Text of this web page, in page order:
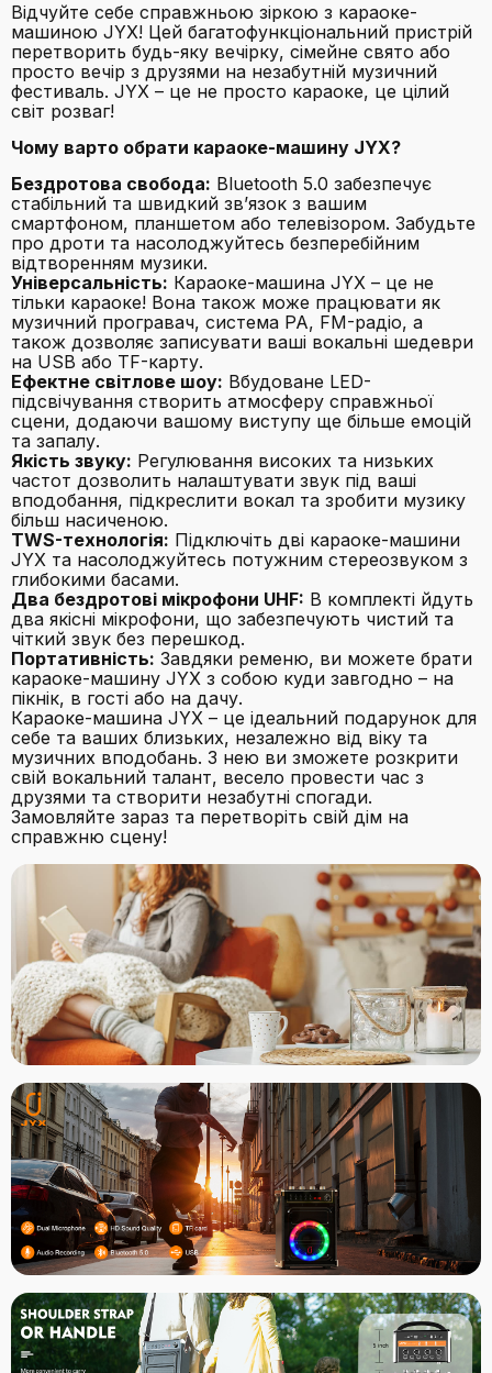
Відчуйте себе справжньою зіркою з караоке-
машиною JYX! Цей багатофункціональний пристрій
перетворить будь-яку вечірку, сімейне свято або
просто вечір з друзями на незабутній музичний
фестиваль. JYX – це не просто караоке, це цілий
світ розваг!
Чому варто обрати караоке-машину JYX?
Бездротова свобода: Bluetooth 5.0 забезпечує
стабільний та швидкий зв’язок з вашим
смартфоном, планшетом або телевізором. Забудьте
про дроти та насолоджуйтесь безперебійним
відтворенням музики.
Універсальність: Караоке-машина JYX – це не
тільки караоке! Вона також може працювати як
музичний програвач, система PA, FM-радіо, а
також дозволяє записувати ваші вокальні шедеври
на USB або TF-карту.
Ефектне світлове шоу: Вбудоване LED-
підсвічування створить атмосферу справжньої
сцени, додаючи вашому виступу ще більше емоцій
та запалу.
Якість звуку: Регулювання високих та низьких
частот дозволить налаштувати звук під ваші
вподобання, підкреслити вокал та зробити музику
більш насиченою.
TWS-технологія: Підключіть дві караоке-машини
JYX та насолоджуйтесь потужним стереозвуком з
глибокими басами.
Два бездротові мікрофони UHF: В комплекті йдуть
два якісні мікрофони, що забезпечують чистий та
чіткий звук без перешкод.
Портативність: Завдяки ременю, ви можете брати
караоке-машину JYX з собою куди завгодно – на
пікнік, в гості або на дачу.
Караоке-машина JYX – це ідеальний подарунок для
себе та ваших близьких, незалежно від віку та
музичних вподобань. З нею ви зможете розкрити
свій вокальний талант, весело провести час з
друзями та створити незабутні спогади.
Замовляйте зараз та перетворіть свій дім на
справжню сцену!